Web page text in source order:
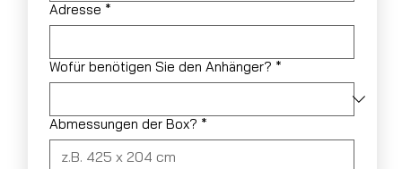
Adresse *
Wofür benötigen Sie den Anhänger? *
Abmessungen der Box? *